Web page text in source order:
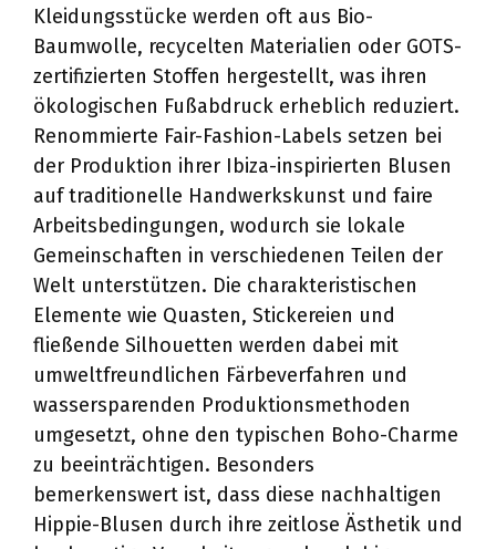
Kleidungsstücke werden oft aus Bio-
Baumwolle, recycelten Materialien oder GOTS-
zertifizierten Stoffen hergestellt, was ihren
ökologischen Fußabdruck erheblich reduziert.
Renommierte Fair-Fashion-Labels setzen bei
der Produktion ihrer Ibiza-inspirierten Blusen
auf traditionelle Handwerkskunst und faire
Arbeitsbedingungen, wodurch sie lokale
Gemeinschaften in verschiedenen Teilen der
Welt unterstützen. Die charakteristischen
Elemente wie Quasten, Stickereien und
fließende Silhouetten werden dabei mit
umweltfreundlichen Färbeverfahren und
wassersparenden Produktionsmethoden
umgesetzt, ohne den typischen Boho-Charme
zu beeinträchtigen. Besonders
bemerkenswert ist, dass diese nachhaltigen
Hippie-Blusen durch ihre zeitlose Ästhetik und